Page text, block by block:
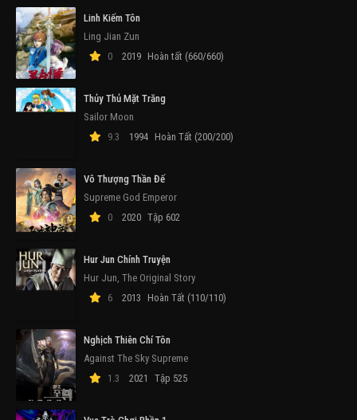
Linh Kiếm Tôn
Ling Jian Zun
0
2019 Hoàn tất (660/660)
Thủy Thủ Mặt Trăng
Sailor Moon
9.3
1994 Hoàn Tất (200/200)
Vô Thượng Thần Đế
Supreme God Emperor
0
2020 Tập 602
Hur Jun Chính Truyện
Hur Jun, The Original Story
6
2013 Hoàn Tất (110/110)
Nghịch Thiên Chí Tôn
Against The Sky Supreme
1.3
2021 Tập 525